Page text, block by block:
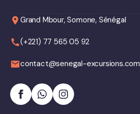
Grand Mbour, Somone, Sénégal
(+221) 77 565 05 92
contact@senegal-excursions.com